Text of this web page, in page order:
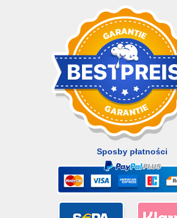
Sposby płatności